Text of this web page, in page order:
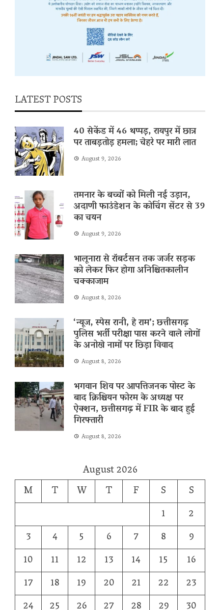
LATEST POSTS
40 सेकेंड में 46 थप्पड़, रायपुर में छात्र
पर ताबड़तोड़ हमला; चेहरे पर मारी लात
August 9, 2026
तमनार के बच्चों को मिली नई उड़ान,
अदाणी फाउंडेशन के कोचिंग सेंटर से 39
का चयन
August 9, 2026
भालूनारा से रॉबर्टसन तक जर्जर सड़क
को लेकर फिर होगा अनिश्चितकालीन
चक्काजाम
August 8, 2026
‘न्यूज, स्पेस रानी, ​​हे राम’; छत्तीसगढ़
पुलिस भर्ती परीक्षा पास करने वाले लोगों
के अनोखे नामों पर छिड़ा विवाद
August 8, 2026
भगवान शिव पर आपत्तिजनक पोस्ट के
बाद क्रिश्चियन फोरम के अध्यक्ष पर
ऐक्शन, छत्तीसगढ़ में FIR के बाद हुई
गिरफ्तारी
August 8, 2026
August 2026
M
T W T F S
S
1
2
3
4 5 6 7 8
9
10
11 12 13 14 15
16
17
18 19 20 21 22
23